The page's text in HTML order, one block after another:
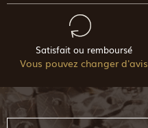
Satisfait ou remboursé
Vous pouvez changer d'avis